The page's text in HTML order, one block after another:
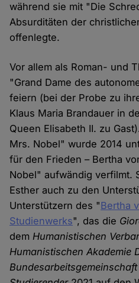
während sie mit "Die
Absurditäten der
offenlegte.
Vor allem als Roman- und
"Grand Dame des
feiern (bei der Probe zu
Klaus Maria Brandauer in
Queen Elisabeth II. zu
Mrs. Nobel" wurde 2014
für den Frieden – Bertha
Nobel" aufwändig verfilmt.
Esther auch zu den
Unterstützern des "Bertha
Studienwerks", das die
demHumanistischen
Humanistischen Akademie